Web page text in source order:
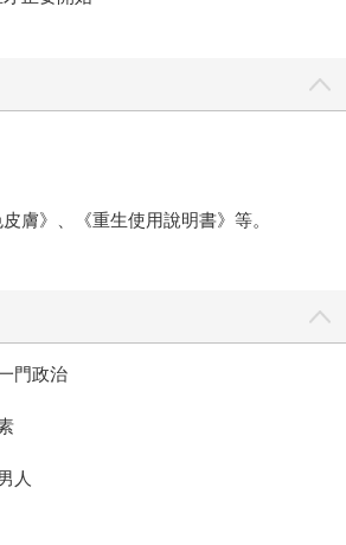
膚》、《重生使用說明書》等。
門政治
人